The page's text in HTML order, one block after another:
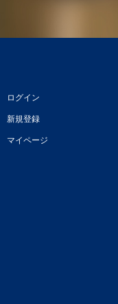
ログイン
新規登録
マイページ